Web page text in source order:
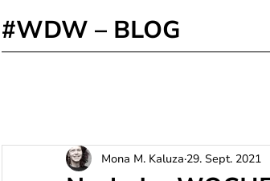
#WDW – BLOG
Mona M. Kaluza 29. Sept. 2021